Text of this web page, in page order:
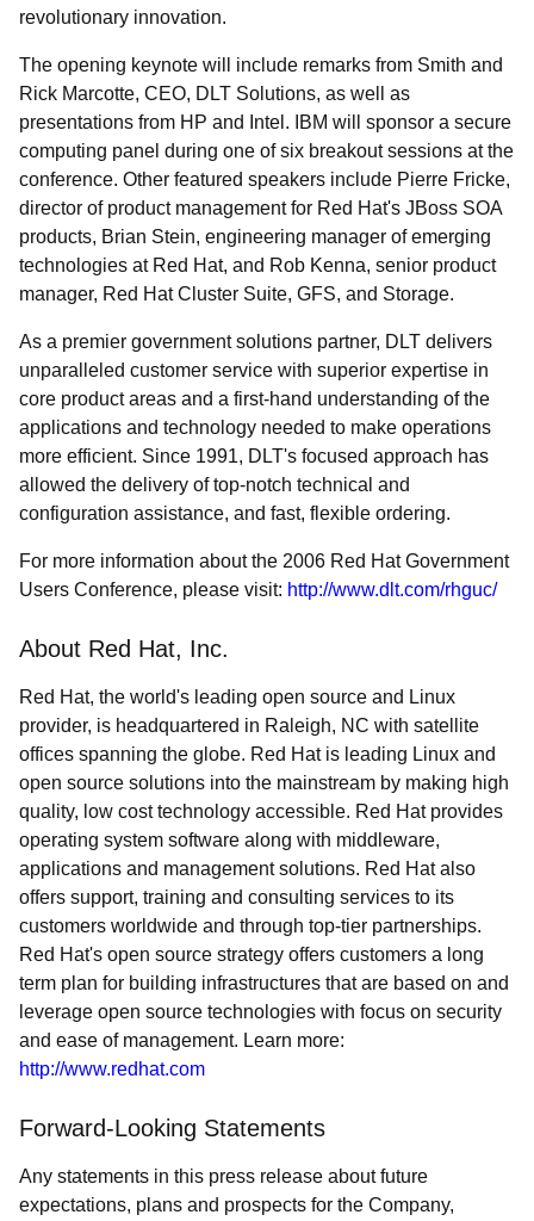
revolutionary innovation.
The opening keynote will include remarks from Smith and
Rick Marcotte, CEO, DLT Solutions, as well as
presentations from HP and Intel. IBM will sponsor a secure
computing panel during one of six breakout sessions at the
conference. Other featured speakers include Pierre Fricke,
director of product management for Red Hat's JBoss SOA
products, Brian Stein, engineering manager of emerging
technologies at Red Hat, and Rob Kenna, senior product
manager, Red Hat Cluster Suite, GFS, and Storage.
As a premier government solutions partner, DLT delivers
unparalleled customer service with superior expertise in
core product areas and a first-hand understanding of the
applications and technology needed to make operations
more efficient. Since 1991, DLT's focused approach has
allowed the delivery of top-notch technical and
configuration assistance, and fast, flexible ordering.
For more information about the 2006 Red Hat Government
Users Conference, please visit: http://www.dlt.com/rhguc/
About Red Hat, Inc.
Red Hat, the world's leading open source and Linux
provider, is headquartered in Raleigh, NC with satellite
offices spanning the globe. Red Hat is leading Linux and
open source solutions into the mainstream by making high
quality, low cost technology accessible. Red Hat provides
operating system software along with middleware,
applications and management solutions. Red Hat also
offers support, training and consulting services to its
customers worldwide and through top-tier partnerships.
Red Hat's open source strategy offers customers a long
term plan for building infrastructures that are based on and
leverage open source technologies with focus on security
and ease of management. Learn more:
http://www.redhat.com
Forward-Looking Statements
Any statements in this press release about future
expectations, plans and prospects for the Company,